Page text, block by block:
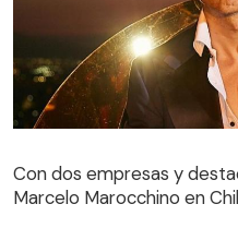
Con dos empresas y
Marcelo Marocchino en